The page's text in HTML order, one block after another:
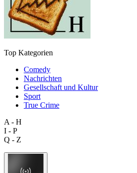
Top Kategorien
Comedy
Nachrichten
Gesellschaft und Kultur
Sport
True Crime
A - H
I - P
Q - Z